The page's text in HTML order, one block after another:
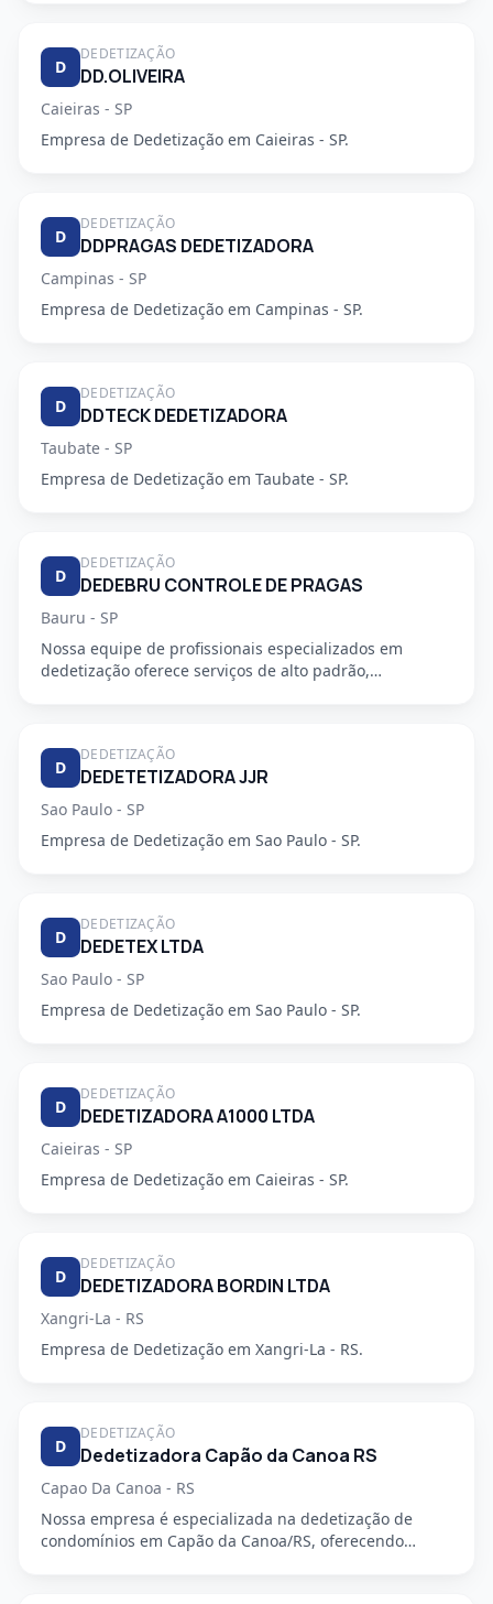
D
DEDETIZAÇÃO
DD.OLIVEIRA
Caieiras - SP
Empresa de Dedetização em Caieiras - SP.
D
DEDETIZAÇÃO
DDPRAGAS DEDETIZADORA
Campinas - SP
Empresa de Dedetização em Campinas - SP.
D
DEDETIZAÇÃO
DDTECK DEDETIZADORA
Taubate - SP
Empresa de Dedetização em Taubate - SP.
D
DEDETIZAÇÃO
DEDEBRU CONTROLE DE PRAGAS
Bauru - SP
Nossa equipe de profissionais especializados em
dedetização oferece serviços de alto padrão,
D
DEDETIZAÇÃO
DEDETETIZADORA JJR
Sao Paulo - SP
Empresa de Dedetização em Sao Paulo - SP.
D
DEDETIZAÇÃO
DEDETEX LTDA
Sao Paulo - SP
Empresa de Dedetização em Sao Paulo - SP.
D
DEDETIZAÇÃO
DEDETIZADORA A1000 LTDA
Caieiras - SP
Empresa de Dedetização em Caieiras - SP.
D
DEDETIZAÇÃO
DEDETIZADORA BORDIN LTDA
Xangri-La - RS
Empresa de Dedetização em Xangri-La - RS.
D
DEDETIZAÇÃO
Dedetizadora Capão da Canoa RS
Capao Da Canoa - RS
Nossa empresa é especializada na dedetização de
condomínios em Capão da Canoa/RS, oferecendo